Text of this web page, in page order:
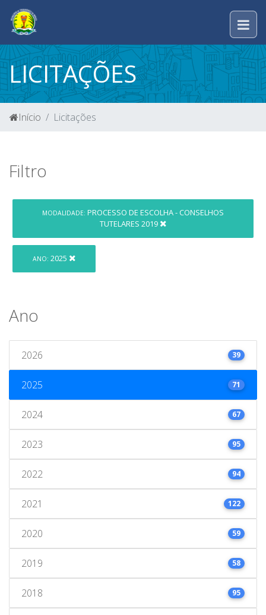
LICITAÇÕES
Início Licitações
Filtro
MODALIDADE: PROCESSO DE ESCOLHA - CONSELHOS
TUTELARES 2019
ANO: 2025
Ano
2026 39
2025 71
2024 67
2023 95
2022 94
2021 122
2020 59
2019 58
2018 95